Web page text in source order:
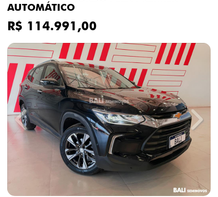
AUTOMÁTICO
R$ 114.991,00
Previous Next